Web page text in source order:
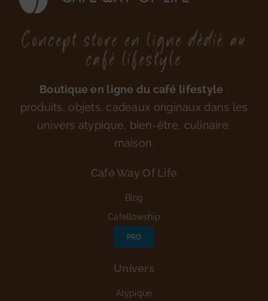
Concept store en ligne dédié au
café lifestyle
Boutique en ligne du café lifestyle :
produits, objets, cadeaux originaux dans les
univers atypique, bien-être, culinaire,
maison.
Café Way Of Life
Blog
Cafellowship
PRO
Univers
Atypique